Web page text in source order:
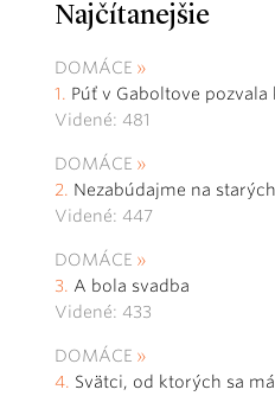
Najčítanejšie
DOMÁCE
Púť v Gaboltove pozvala
Videné: 481
DOMÁCE
Nezabúdajme na
Videné: 447
DOMÁCE
A bola svadba
Videné: 433
DOMÁCE
Svätci, od ktorých sa